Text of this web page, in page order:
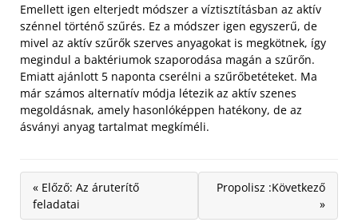
Emellett igen elterjedt módszer a víztisztításban az aktív
szénnel történő szűrés. Ez a módszer igen egyszerű, de
mivel az aktív szűrők szerves anyagokat is megkötnek, így
megindul a baktériumok szaporodása magán a szűrőn.
Emiatt ajánlott 5 naponta cserélni a szűrőbetéteket. Ma
már számos alternatív módja létezik az aktív szenes
megoldásnak, amely hasonlóképpen hatékony, de az
ásványi anyag tartalmat megkíméli.
« Előző: Az áruterítő
feladatai
Propolisz :Következő
»